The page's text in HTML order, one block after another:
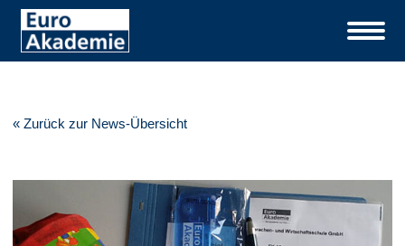
« Zurück zur News-Übersicht